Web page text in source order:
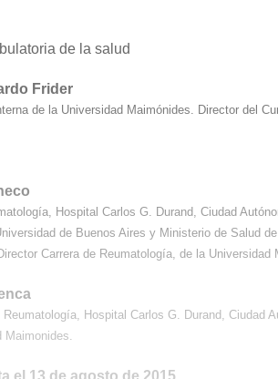
de la salud
Frider
de la Universidad Maimónides. Director del
Hospital Carlos G. Durand, Ciudad
de Buenos Aires y Ministerio de Salud
Carrera de Reumatología, de la Universidad
Hospital Carlos G. Durand, Ciudad
Maimonides.
el 13 de agosto de 2015